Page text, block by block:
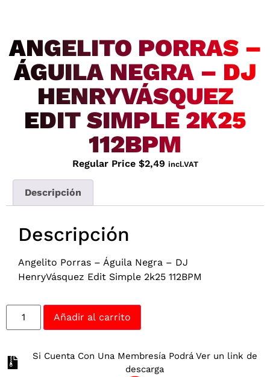
ANGELITO PORRAS –
ÁGUILA NEGRA – DJ
HENRYVÁSQUEZ
EDIT SIMPLE 2K25
112BPM
Regular Price $2,49 incl.VAT
Descripción
Descripción
Angelito Porras – Águila Negra – DJ
HenryVásquez Edit Simple 2k25 112BPM
Añadir al carrito
Si Cuenta Con Una Membresía Podrá Ver un link de
descarga